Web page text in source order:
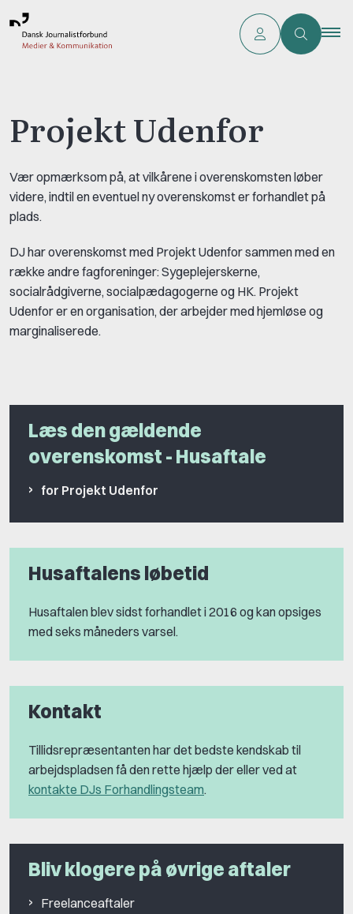
Projekt Udenfor
Vær opmærksom på, at vilkårene i overenskomsten løber
videre, indtil en eventuel ny overenskomst er forhandlet på
plads.
DJ har overenskomst med Projekt Udenfor sammen med en
række andre fagforeninger: Sygeplejerskerne,
socialrådgiverne, socialpædagogerne og HK. Projekt
Udenfor er en organisation, der arbejder med hjemløse og
marginaliserede.
Læs den gældende
overenskomst - Husaftale
for Projekt Udenfor
Husaftalens løbetid
Husaftalen blev sidst forhandlet i 2016 og kan opsiges
med seks måneders varsel.
Kontakt
Tillidsrepræsentanten har det bedste kendskab til
arbejdspladsen få den rette hjælp der eller ved at
kontakte DJs Forhandlingsteam.
Bliv klogere på øvrige aftaler
Freelanceaftaler